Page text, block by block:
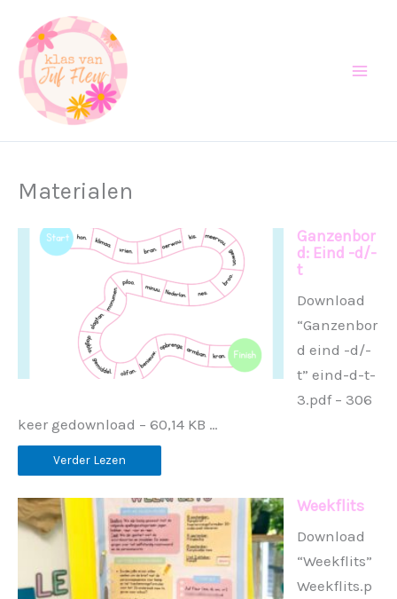
naar
inhoud
Materialen
Ganzenbor
d: Eind -d/-
t
Download
“Ganzenbor
d eind -d/-
t” eind-d-t-
3.pdf – 306
keer gedownload – 60,14 KB …
Verder Lezen
Weekflits
Download
“Weekflits”
Weekflits.p